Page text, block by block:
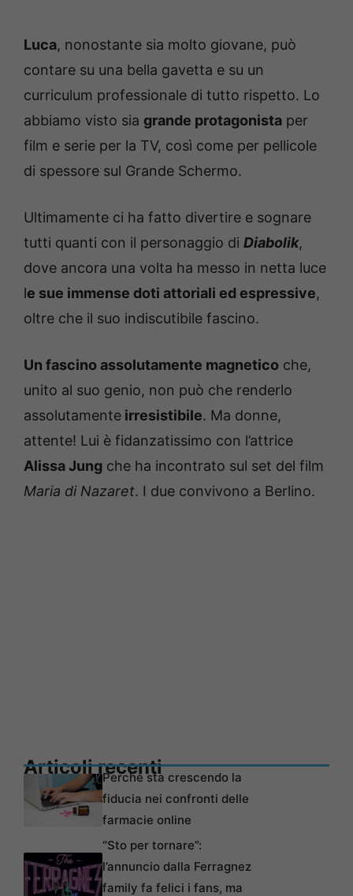
Luca, nonostante sia molto giovane, può
contare su una bella gavetta e su un
curriculum professionale di tutto rispetto. Lo
abbiamo visto sia grande protagonista per
film e serie per la TV, così come per pellicole
di spessore sul Grande Schermo.
Ultimamente ci ha fatto divertire e sognare
tutti quanti con il personaggio di Diabolik,
dove ancora una volta ha messo in netta luce
le sue immense doti attoriali ed espressive,
oltre che il suo indiscutibile fascino.
Un fascino assolutamente magnetico che,
unito al suo genio, non può che renderlo
assolutamente irresistibile. Ma donne,
attente! Lui è fidanzatissimo con l’attrice
Alissa Jung che ha incontrato sul set del film
Maria di Nazaret. I due convivono a Berlino.
Articoli recentiPerché sta crescendo la
fiducia nei confronti delle
farmacie online
“Sto per tornare”:
l’annuncio dalla Ferragnez
family fa felici i fans, ma